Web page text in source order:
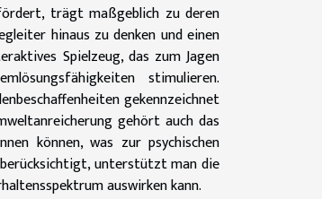
trägt maßgeblich zu deren
hinaus zu denken und einen
Spielzeug, das zum Jagen
stimulieren.
gekennzeichnet
gehört auch das
können, was zur psychischen
unterstützt man die
auswirken kann.